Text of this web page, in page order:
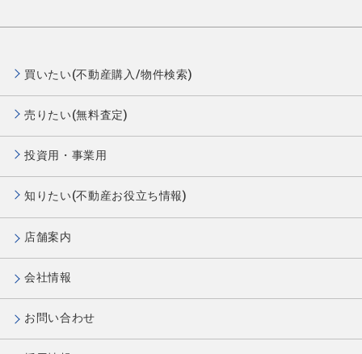
買いたい(不動産購入/物件検索)
売りたい(無料査定)
投資用・事業用
知りたい(不動産お役立ち情報)
店舗案内
会社情報
お問い合わせ